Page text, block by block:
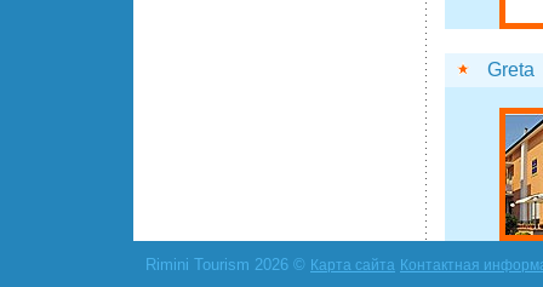
Greta
Rimini Tourism 2026 © Карта сайта Контактная